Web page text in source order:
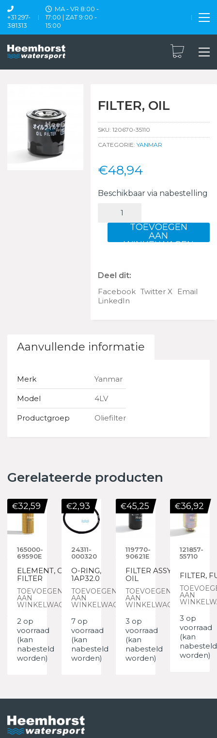
+31 297-
381313
MA - VR 8:00 -
17:00 | ZAT 9:00 -
15:00
FILTER, OIL
SKU: 120670-35110
CATEGORIE: YANMAR
€48,94
Beschikbaar via nabestelling
aantal
TOEVOEGEN
AAN
WINKELWAGEN
Deel dit:
Facebook Twitter X
Email
LinkedIn
Aanvullende informatie
Merk Yanmar
Model 4LV
Productgroep Oliefilter
Gerelateerde producten
165000-
69590E
ELEMENT, OIL
FILTER
TOEVOEGEN
AAN
WINKELWAGEN
€32,59
2 op
voorraad
(kan
nabesteld
worden)
24311-
000320
O-RING,
1AP32.0
TOEVOEGEN
AAN
WINKELWAGEN
€2,93
7 op
voorraad
(kan
nabesteld
worden)
119770-
90621E
FILTER ASSY,
OIL
TOEVOEGEN
AAN
WINKELWAGEN
€45,25
3 op
voorraad
(kan
nabesteld
worden)
121857-
55710
FILTER,
AAN
€36,92
3 op
voorraad
(kan
nabesteld
worden)